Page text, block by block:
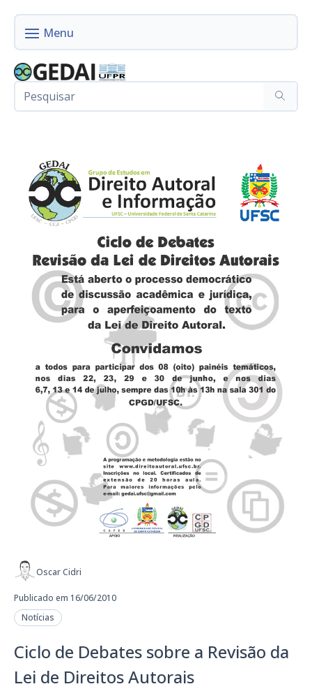
Oscar Cidri
Publicado em 16/06/2010
Notícias
Ciclo de Debates sobre a Revisão da
Lei de Direitos Autorais